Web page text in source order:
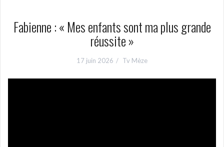
Fabienne : « Mes enfants sont ma plus grande
réussite »
17 juin 2026 Tv Mèze